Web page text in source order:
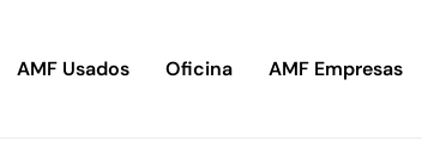
AMF Usados Oficina AMF Empresas